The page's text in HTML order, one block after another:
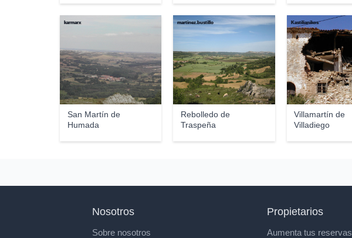
San Martín de
Humada
karmarx
Rebolledo de
Traspeña
martinez.bustillo
Villamartín de
Villadiego
Kastilianikos
Nosotros
Sobre nosotros
Propietarios
Aumenta tus reservas